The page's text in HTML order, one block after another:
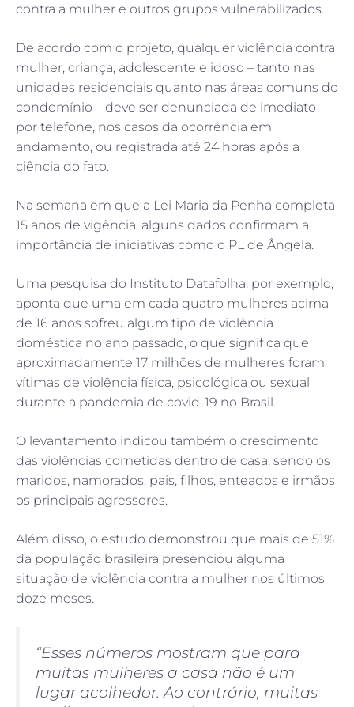
contra a mulher e outros grupos vulnerabilizados.
De acordo com o projeto, qualquer violência contra
mulher, criança, adolescente e idoso – tanto nas
unidades residenciais quanto nas áreas comuns do
condomínio – deve ser denunciada de imediato
por telefone, nos casos da ocorrência em
andamento, ou registrada até 24 horas após a
ciência do fato.
Na semana em que a Lei Maria da Penha completa
15 anos de vigência, alguns dados confirmam a
importância de iniciativas como o PL de Ângela.
Uma pesquisa do Instituto Datafolha, por exemplo,
aponta que uma em cada quatro mulheres acima
de 16 anos sofreu algum tipo de violência
doméstica no ano passado, o que significa que
aproximadamente 17 milhões de mulheres foram
vítimas de violência física, psicológica ou sexual
durante a pandemia de covid-19 no Brasil.
O levantamento indicou também o crescimento
das violências cometidas dentro de casa, sendo os
maridos, namorados, pais, filhos, enteados e irmãos
os principais agressores.
Além disso, o estudo demonstrou que mais de 51%
da população brasileira presenciou alguma
situação de violência contra a mulher nos últimos
doze meses.
“Esses números mostram que para
muitas mulheres a casa não é um
lugar acolhedor. Ao contrário, muitas